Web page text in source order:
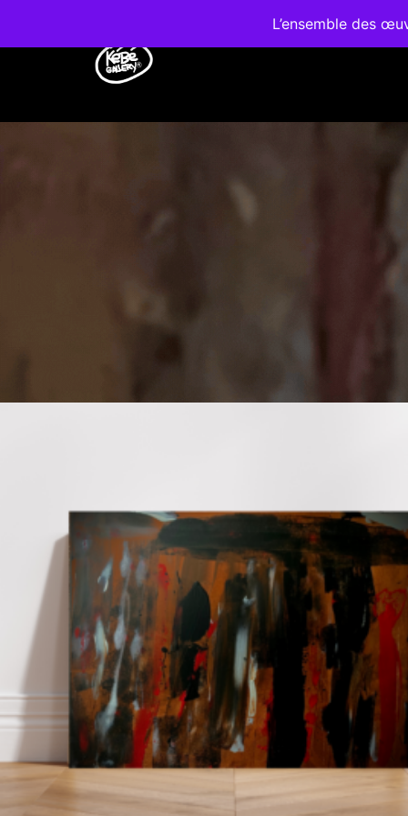
L’ensemble des
3,00€ 150,00